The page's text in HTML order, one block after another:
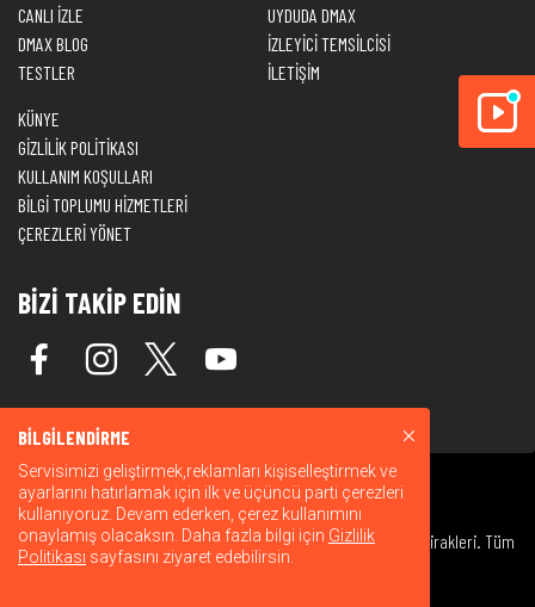
CANLI İZLE
DMAX BLOG
TESTLER
UYDUDA DMAX
İZLEYİCİ TEMSİLCİSİ
İLETİŞİM
KÜNYE
GİZLİLİK POLİTİKASI
KULLANIM KOŞULLARI
BİLGİ TOPLUMU HİZMETLERİ
ÇEREZLERİ YÖNET
BİZİ TAKİP EDİN
© 2026 Warner Bros. Discovery, Inc. veya bağlı kuruluşları ve iştirakleri. Tüm
hakları saklıdır.
BİLGİLENDİRME
Servisimizi geliştirmek,reklamları kişiselleştirmek ve
ayarlarını hatırlamak için ilk ve üçüncü parti çerezleri
kullanıyoruz. Devam ederken, çerez kullanımını
onaylamış olacaksın. Daha fazla bilgi için Gizlilik
Politikası sayfasını ziyaret edebilirsin.